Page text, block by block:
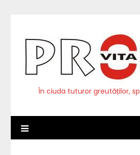
În ciuda tuturor greutăților,